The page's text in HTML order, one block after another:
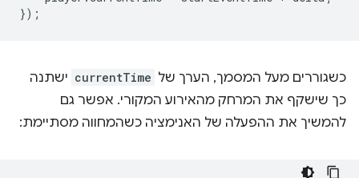
});
כשגוררים מעל המסמך, הערך של currentTime ישתנה
כך שישקף את המרחק מהאירוע המקורי. אפשר גם
להמשיך את ההפעלה של האנימציה כשהמחווה מסתיימת: